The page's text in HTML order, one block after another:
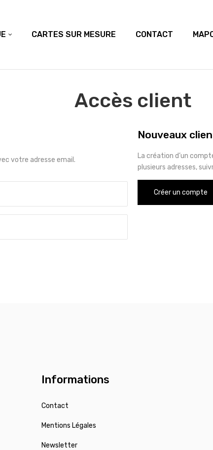
CARTES SUR MESURE CONTACT
Accès client
votre adresse email.
Nouveaux
La création d’un
plusieurs adresses,
Créer un compte
Informations
Contact
Mentions Légales
Newsletter